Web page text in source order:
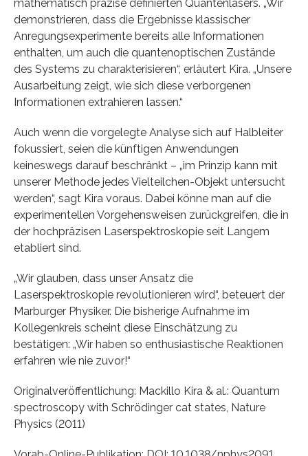
mathematisch präzise definierten Quantenlasers. „Wir
demonstrieren, dass die Ergebnisse klassischer
Anregungsexperimente bereits alle Informationen
enthalten, um auch die quantenoptischen Zustände
des Systems zu charakterisieren“, erläutert Kira. „Unsere
Ausarbeitung zeigt, wie sich diese verborgenen
Informationen extrahieren lassen.“
Auch wenn die vorgelegte Analyse sich auf Halbleiter
fokussiert, seien die künftigen Anwendungen
keineswegs darauf beschränkt – „im Prinzip kann mit
unserer Methode jedes Vielteilchen-Objekt untersucht
werden“, sagt Kira voraus. Dabei könne man auf die
experimentellen Vorgehensweisen zurückgreifen, die in
der hochpräzisen Laserspektroskopie seit Langem
etabliert sind.
„Wir glauben, dass unser Ansatz die
Laserspektroskopie revolutionieren wird“, beteuert der
Marburger Physiker. Die bisherige Aufnahme im
Kollegenkreis scheint diese Einschätzung zu
bestätigen: „Wir haben so enthusiastische Reaktionen
erfahren wie nie zuvor!“
Originalveröffentlichung: Mackillo Kira & al.: Quantum
spectroscopy with Schrödinger cat states, Nature
Physics (2011)